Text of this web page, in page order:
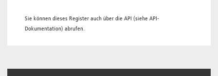
Sie können dieses Register auch über die API (siehe API-
Dokumentation) abrufen.